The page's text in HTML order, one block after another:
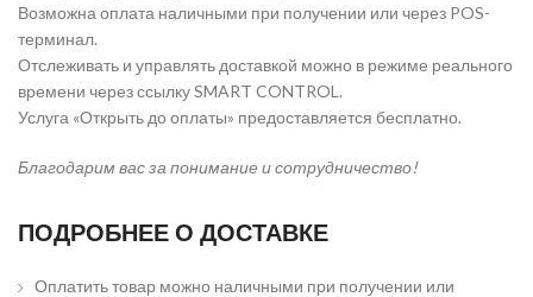
Возможна оплата наличными при получении или через POS-
терминал.
Отслеживать и управлять доставкой можно в режиме реального
времени через ссылку SMART CONTROL.
Услуга «Открыть до оплаты» предоставляется бесплатно.
Благодарим вас за понимание и сотрудничество!
ПОДРОБНЕЕ О ДОСТАВКЕ
Оплатить товар можно наличными при получении или